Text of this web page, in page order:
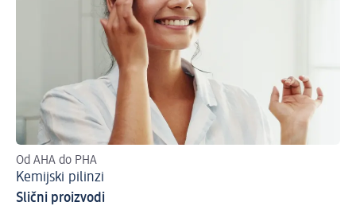
Od AHA do PHA
Kemijski pilinzi
Slični proizvodi